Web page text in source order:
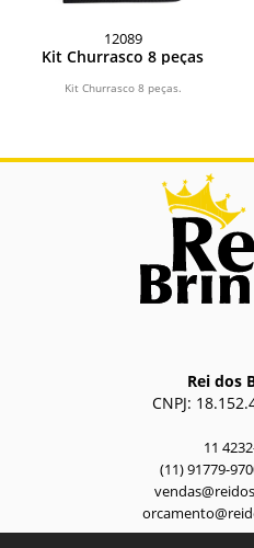
12089
Kit Churrasco 8 peças
Kit Churrasco 8 peças.
Rei dos
CNPJ:
11
(11) 91779-